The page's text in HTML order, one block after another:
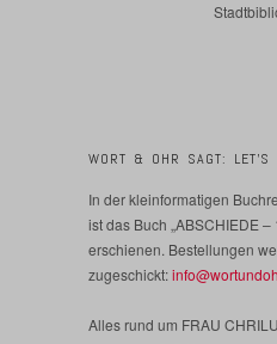
WORT & OHR SAGT: LET’S
In der kleinformatigen
ist das Buch „ABSCHIEDE
erschienen. Bestellungen
zugeschickt:
Alles rund um FRAU